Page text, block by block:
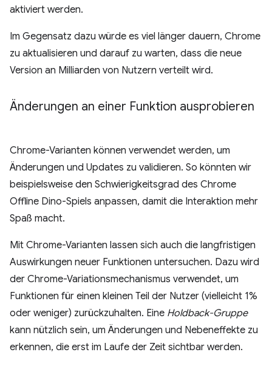
aktiviert werden.
Im Gegensatz dazu würde es viel länger dauern, Chrome
zu aktualisieren und darauf zu warten, dass die neue
Version an Milliarden von Nutzern verteilt wird.
Änderungen an einer Funktion ausprobieren
Chrome-Varianten können verwendet werden, um
Änderungen und Updates zu validieren. So könnten wir
beispielsweise den Schwierigkeitsgrad des Chrome
Offline Dino-Spiels anpassen, damit die Interaktion mehr
Spaß macht.
Mit Chrome-Varianten lassen sich auch die langfristigen
Auswirkungen neuer Funktionen untersuchen. Dazu wird
der Chrome-Variationsmechanismus verwendet, um
Funktionen für einen kleinen Teil der Nutzer (vielleicht 1%
oder weniger) zurückzuhalten. Eine Holdback-Gruppe
kann nützlich sein, um Änderungen und Nebeneffekte zu
erkennen, die erst im Laufe der Zeit sichtbar werden.